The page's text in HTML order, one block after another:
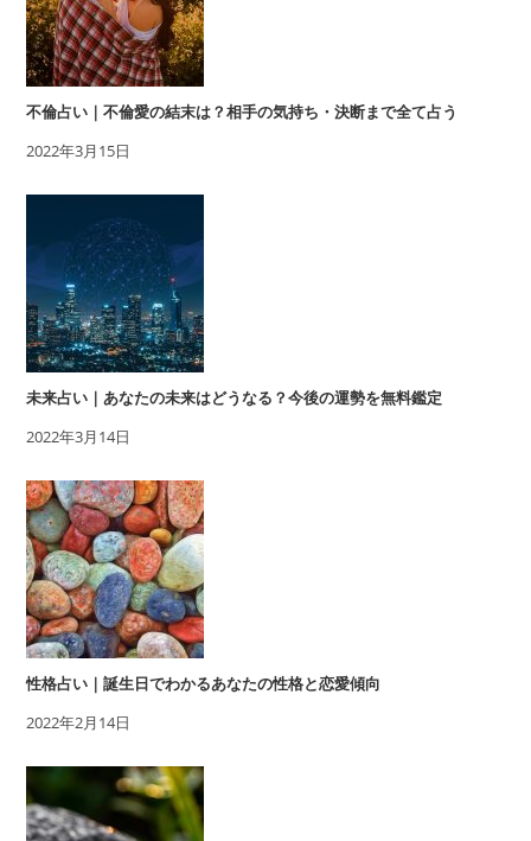
不倫占い｜不倫愛の結末は？相手の気持ち・決断まで全て占う
2022年3月15日
未来占い｜あなたの未来はどうなる？今後の運勢を無料鑑定
2022年3月14日
性格占い｜誕生日でわかるあなたの性格と恋愛傾向
2022年2月14日